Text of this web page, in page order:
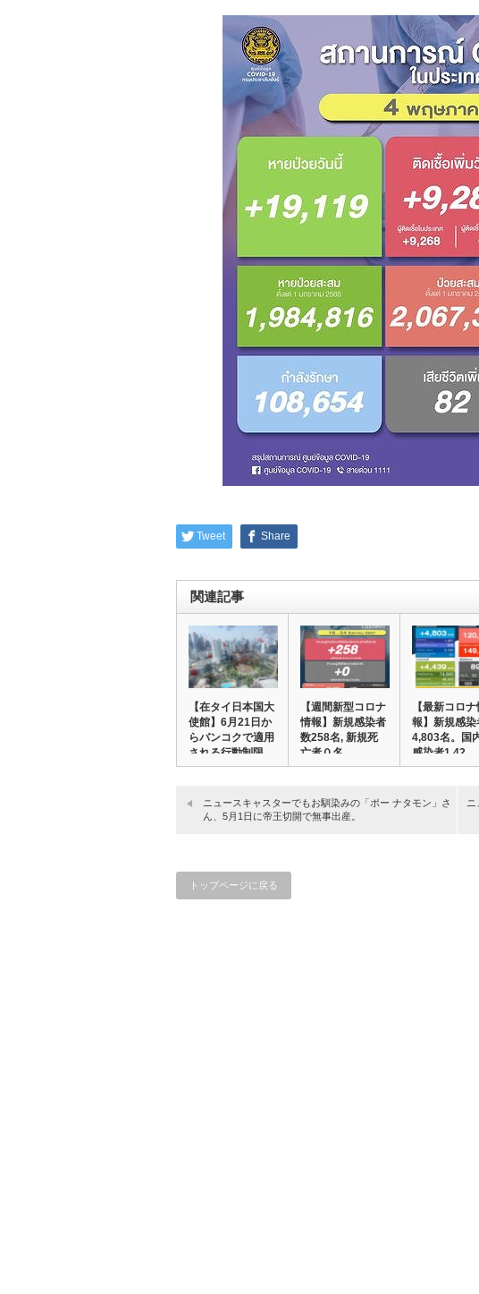
Tweet Share
関連記事
【在タイ日本国大
使館】6月21日か
らバンコクで適用
される行動制限…
【週間新型コロナ
情報】新規感染者
数258名, 新規死
亡者０名, …
【最新コロ
報】新規感染
4,803名。国
感染者1,42…
ニュースキャスターでもお馴染みの「ポー ナタモン」さ
ん、5月1日に帝王切開で無事出産。
トップページに戻る